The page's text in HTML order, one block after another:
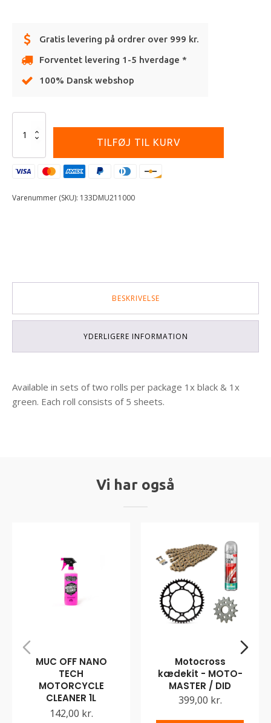
Gratis levering på ordrer over 999 kr.
Forventet levering 1-5 hverdage *
100% Dansk webshop
paper
antal
TILFØJ TIL KURV
Varenummer (SKU): 133DMU211000
BESKRIVELSE
YDERLIGERE INFORMATION
Available in sets of two rolls per package 1x black & 1x
green. Each roll consists of 5 sheets.
Vi har også
MUC OFF NANO
TECH
MOTORCYCLE
CLEANER 1L
142,00 kr.
Motocross
kædekit - MOTO-
MASTER / DID
399,00 kr.